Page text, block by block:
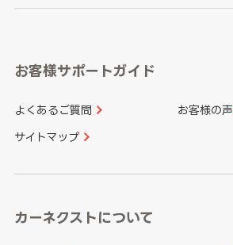
愛知県
和歌山県
山口県
香川県 愛媛県
長崎県
大分県 宮崎県
お客様サポートガイド
よくあるご質問 お客様の声
サイトマップ
カーネクストについて